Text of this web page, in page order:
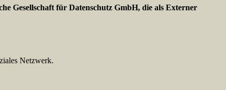
Gesellschaft für Datenschutz GmbH, die als Externer
Netzwerk.